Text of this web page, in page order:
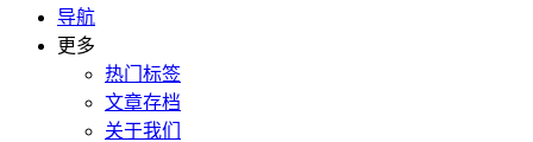
导航
更多
热门标签
文章存档
关于我们